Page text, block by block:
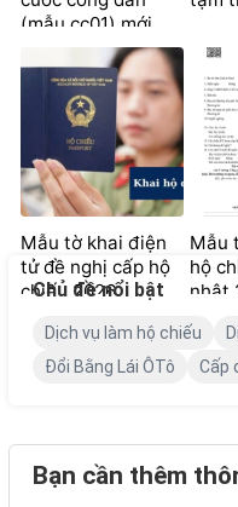
(mẫu cc01) mới
Mẫu
hộ
nhật
Mẫu tờ khai điện
tử đề nghị cấp hộ
chiếu 2026
Chủ đề nổi bật
Dịch vụ làm hộ chiếu
Đổi Bằng Lái ÔTô
Cấp
Bạn cần thêm